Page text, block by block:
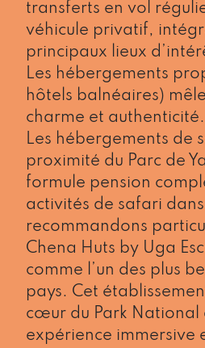
transferts en vol
véhicule privatif,
principaux lieux
Les hébergements
hôtels balnéaires)
charme et authenticité.
Les hébergements de
proximité du Parc de
formule pension
activités de safari
recommandons
Chena Huts by Uga
comme l’un des plus
pays. Cet
cœur du Park National
expérience immersive